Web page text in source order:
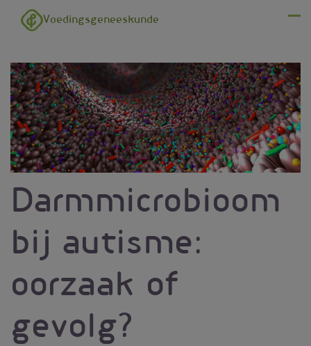
Overslaan en naar de inhoud gaan
Voedingsgeneeskunde
Darmmicrobioom
bij autisme:
oorzaak of
gevolg?